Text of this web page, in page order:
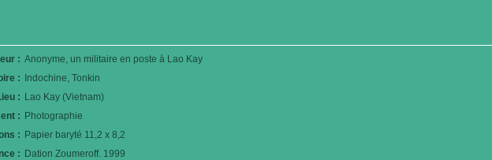
: Anonyme, un militaire en poste à Lao Kay
:
Indochine, Tonkin
: Lao Kay (Vietnam)
: Photographie
: Papier baryté 11,2 x 8,2
: Dation Zoumeroff. 1999